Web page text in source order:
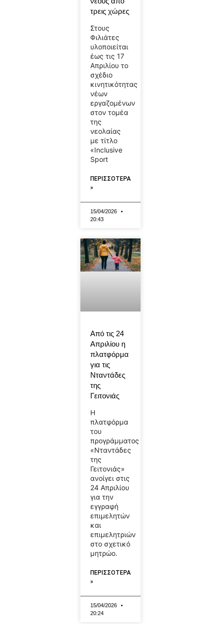
τρεις χώρες
Στους
Φιλιάτες
υλοποιείται
έως τις 17
Απριλίου το
σχέδιο
κινητικότητας
νέων
εργαζομένων
στον τομέα
της
νεολαίας
με τίτλο
«Inclusive
Sport
ΠΕΡΙΣΣΟΤΕΡΑ
»
15/04/2026
20:43
Από τις 24
Απριλίου η
πλατφόρμα
για τις
Νταντάδες
της
Γειτονιάς
Η
πλατφόρμα
του
προγράμματος
«Νταντάδες
της
Γειτονιάς»
ανοίγει στις
24 Απριλίου
για την
εγγραφή
επιμελητών
και
επιμελητριών
στο σχετικό
μητρώο.
ΠΕΡΙΣΣΟΤΕΡΑ
»
15/04/2026
20:24